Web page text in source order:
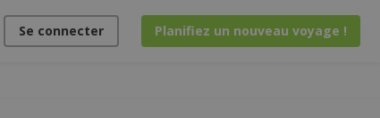
Se connecter Planifiez un nouveau voyage !